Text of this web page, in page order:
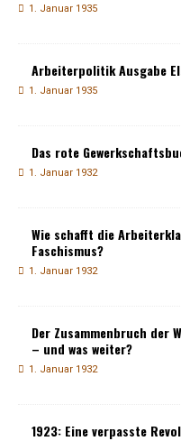
1. Januar 1935
Arbeiterpolitik Ausgabe
1. Januar 1935
Das rote
1. Januar 1932
Wie schafft die
Faschismus?
1. Januar 1932
Der Zusammenbruch der
– und was weiter?
1. Januar 1932
1923: Eine verpasste